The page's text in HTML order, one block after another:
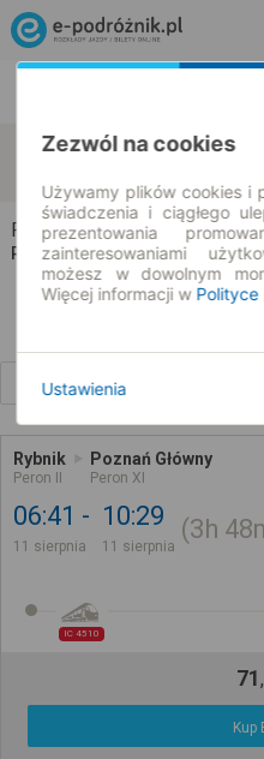
Rybnik Poznań
Rybnik → Poznań
Rozkład jazdy i bilety
Rybnik
Peron II
Poznań Główny
Peron XI
06:41
11 sierpnia
10:29
11 sierpnia
3h
IC 4510
71,
Kup
Zezwól na cookies
Używamy plików cookies i
świadczenia i ciągłego
prezentowania
zainteresowaniami
możesz w dowolnym
Więcej informacji w
Ustawienia